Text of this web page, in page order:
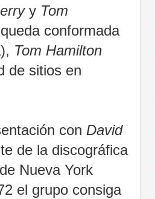
y Tom
conformada
Tom Hamilton
de sitios en
con David
de la discográfica
Nueva York
el grupo consiga